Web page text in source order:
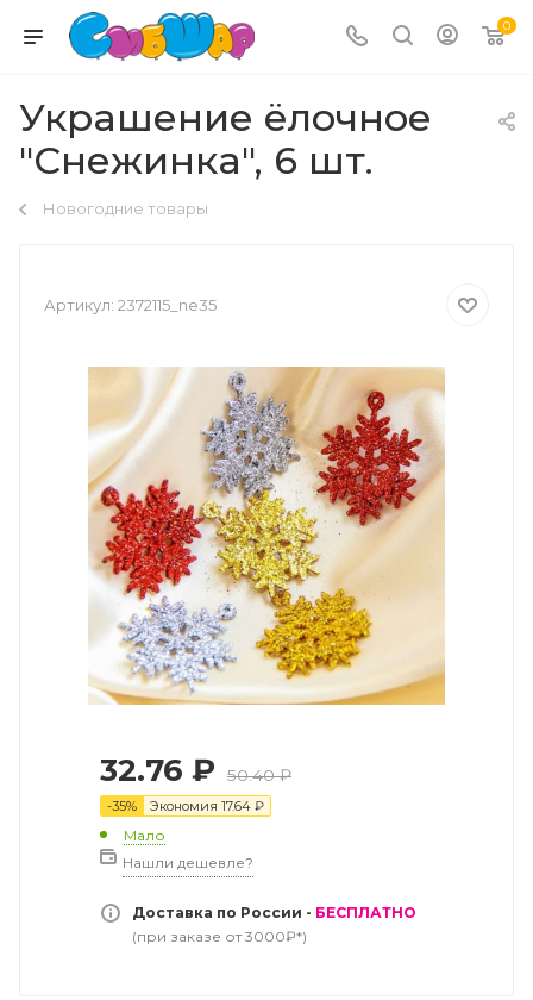
0
Украшение ёлочное
"Снежинка", 6 шт.
Новогодние товары
Артикул: 2372115_ne35
32.76 ₽ 50.40₽
-35% Экономия 17.64 ₽
Мало
Нашли дешевле?
Доставка по России - БЕСПЛАТНО
(при заказе от 3000₽*)